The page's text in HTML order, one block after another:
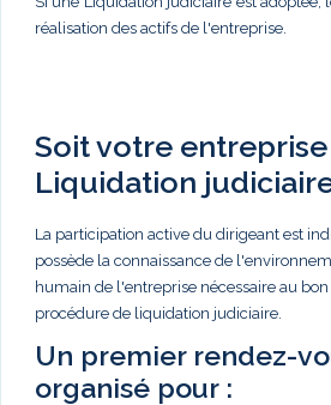
réalisation des actifs de l'entreprise.
Soit votre
Liquidation
La participation active du dirigeant est
possède la connaissance de
humain de l'entreprise nécessaire au
procédure de liquidation judiciaire.
Un premier rendez-
organisé pour :